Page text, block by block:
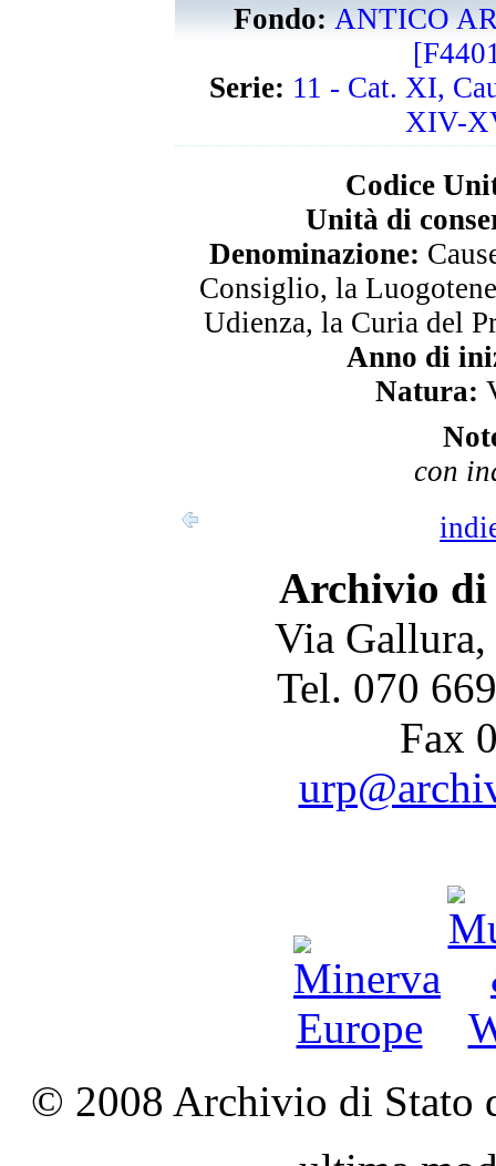
Fondo:ANTICO
Serie: 11 - Cat. XI,
XIV-
Codice
Unità di
Denominazione:
Consiglio, la
Udienza, la Curia del
Anno di
Natura:
con
Archivio
Via
Tel. 070
Fax
© 2008 Archivio di Stato